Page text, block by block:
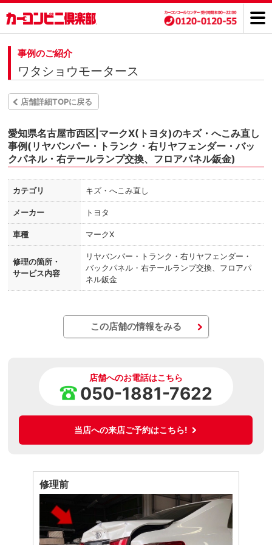
事例のご紹介
ワタショウモータース
店舗詳細TOPに戻る
愛知県名古屋市西区|マークX(トヨタ)のキズ・へこみ直し
事例(リヤバンパー・トランク・右リヤフェンダー・バッ
クパネル・右テールランプ交換、フロアパネル鈑金)
カテゴリ キズ・へこみ直し
メーカー トヨタ
車種 マークX
修理の箇所・
サービス内容
リヤバンパー・トランク・右リヤフェンダー・
バックパネル・右テールランプ交換、フロアパ
ネル鈑金
この店舗の情報をみる
店舗へのお電話はこちら
050-1881-7622
当店への来店ご予約はこちら!
修理前